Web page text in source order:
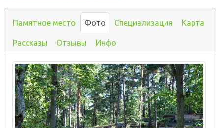
Памятное место Фото Специализация Карта
Рассказы Отзывы Инфо